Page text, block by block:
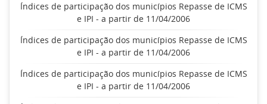
Índices de participação dos municípios Repasse de ICMS
e IPI - a partir de 11/04/2006
Índices de participação dos municípios Repasse de ICMS
e IPI - a partir de 11/04/2006
Índices de participação dos municípios Repasse de ICMS
e IPI - a partir de 11/04/2006